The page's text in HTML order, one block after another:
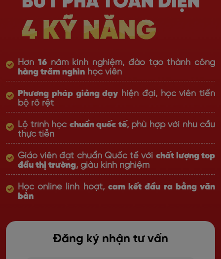
Hơn 16năm kinh nghiệm, đào tạo thành công
hàng trăm nghìn học viên
Phương pháp giảng dạy hiện đại, học viên tiến
bộ rõ rệt
Lộ trình học chuẩn quốc tế, phù hợp với nhu cầu
thực tiễn
Giáo viên đạt chuẩn Quốc tế với chất lượng top
đầu thị trường, giàu kinh nghiệm
Học online linh hoạt, cam kết đầu ra bằng văn
bản
Đăng ký nhận tư vấn